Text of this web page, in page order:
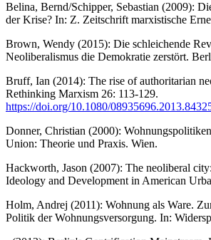
Belina, Bernd/Schipper, Sebastian (2009):
der Krise? In: Z. Zeitschrift marxistische
Brown, Wendy (2015): Die schleichende
Neoliberalismus die Demokratie zerstört.
Bruff, Ian (2014): The rise of authoritarian
Rethinking Marxism 26: 113-129.
https://doi.org/10.1080/
Donner, Christian (2000):
Union: Theorie und Praxis. Wien.
Hackworth, Jason (2007): The neoliberal
Ideology and Development in American
Holm, Andrej (2011): Wohnung als Ware.
Politik der Wohnungsversorgung. In: